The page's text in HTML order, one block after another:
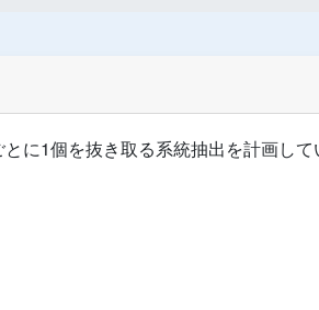
に1個を抜き取る系統抽出を計画し